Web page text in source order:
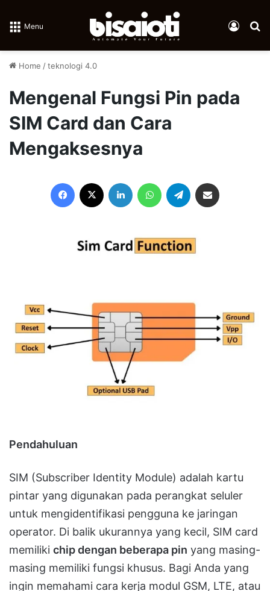
Menu Log In
Home /teknologi 4.0
Mengenal Fungsi Pin pada
SIM Card dan Cara
Mengaksesnya
Facebook LinkedIn WhatsAppTelegram
Pendahuluan
SIM (Subscriber Identity Module) adalah kartu
pintar yang digunakan pada perangkat seluler
untuk mengidentifikasi pengguna ke jaringan
operator. Di balik ukurannya yang kecil, SIM card
memiliki chip dengan beberapa pin yang masing-
masing memiliki fungsi khusus. Bagi Anda yang
ingin memahami cara kerja modul GSM, LTE, atau